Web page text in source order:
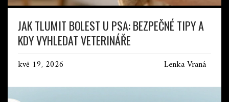
JAK TLUMIT BOLEST U PSA: BEZPEČNÉ TIPY A
KDY VYHLEDAT VETERINÁŘE
kvě 19, 2026 Lenka Vraná